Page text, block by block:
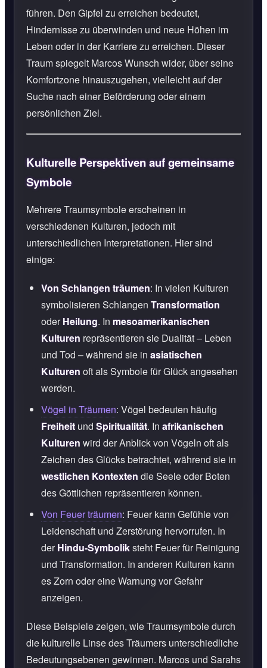
führen. Den Gipfel zu erreichen bedeutet,
Hindernisse zu überwinden und neue Höhen im
Leben oder in der Karriere zu erreichen. Dieser
Traum spiegelt Marcos Wunsch wider, über seine
Komfortzone hinauszugehen, vielleicht auf der
Suche nach einer Beförderung oder einem
persönlichen Ziel.
Kulturelle Perspektiven auf gemeinsame
Symbole
Mehrere Traumsymbole erscheinen in
verschiedenen Kulturen, jedoch mit
unterschiedlichen Interpretationen. Hier sind
einige:
Von Schlangen träumen: In vielen Kulturen
symbolisieren Schlangen Transformation
oderHeilung. In mesoamerikanischen
Kulturen repräsentieren sie Dualität – Leben
und Tod – während sie in asiatischen
Kulturen oft als Symbole für Glück angesehen
werden.
Vögel in Träumen: Vögel bedeuten häufig
Freiheit und Spiritualität. In afrikanischen
Kulturen wird der Anblick von Vögeln oft als
Zeichen des Glücks betrachtet, während sie in
westlichen Kontexten die Seele oder Boten
des Göttlichen repräsentieren können.
Von Feuer träumen: Feuer kann Gefühle von
Leidenschaft und Zerstörung hervorrufen. In
derHindu-Symboliksteht Feuer für Reinigung
und Transformation. In anderen Kulturen kann
es Zorn oder eine Warnung vor Gefahr
anzeigen.
Diese Beispiele zeigen, wie Traumsymbole durch
die kulturelle Linse des Träumers unterschiedliche
Bedeutungsebenen gewinnen. Marcos und Sarahs